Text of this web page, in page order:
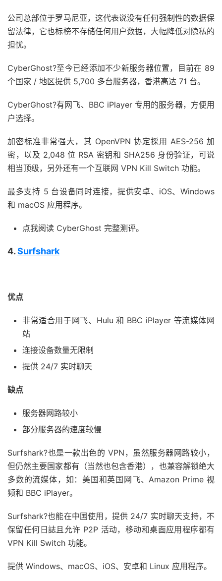
公司总部位于罗马尼亚，这代表说没有任何强制性的数据保
留法律，它也标榜不存储任何用户数据，大幅降低对隐私的
担忧。
CyberGhost?至今已经添加不少新服务器位置，目前在 89
个国家 / 地区提供 5,700 多台服务器，香港高达 71 台。
CyberGhost?有网飞、BBC iPlayer 专用的服务器，方便用
户选择。
加密标准非常强大，其 OpenVPN 协定採用 AES-256 加
密，以及 2,048 位 RSA 密钥和 SHA256 身份验证，可说
相当顶级，另外还有一个互联网 VPN Kill Switch 功能。
最多支持 5 台设备同时连接，提供安卓、iOS、Windows
和 macOS 应用程序。
点我阅读 CyberGhost 完整测评。
4.Surfshark
优点
非常适合用于网飞、Hulu 和 BBC iPlayer 等流媒体网
站
连接设备数量无限制
提供 24/7 实时聊天
缺点
服务器网路较小
部分服务器的速度较慢
Surfshark?也是一款出色的 VPN，虽然服务器网路较小，
但仍然主要国家都有（当然也包含香港），也兼容解锁绝大
多数的流媒体，如：美国和英国网飞、Amazon Prime 视
频和 BBC iPlayer。
Surfshark?也能在中国使用，提供 24/7 实时聊天支持，不
保留任何日誌且允许 P2P 活动，移动和桌面应用程序都有
VPN Kill Switch 功能。
提供 Windows、macOS、iOS、安卓和 Linux 应用程序。